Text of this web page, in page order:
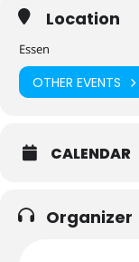
Location
Essen
OTHER EVENTS
CALENDAR
Organizer